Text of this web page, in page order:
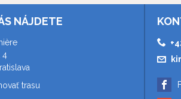
NÁJDETE
4
trasu